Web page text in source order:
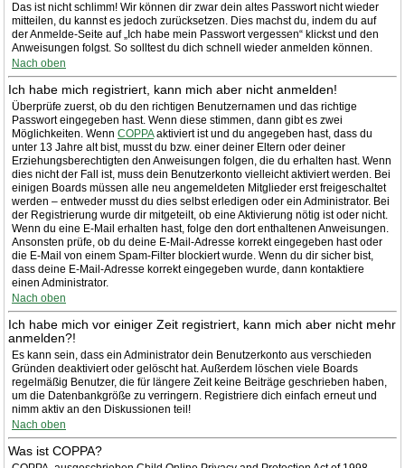
Das ist nicht schlimm! Wir können dir zwar dein altes Passwort nicht wieder
mitteilen, du kannst es jedoch zurücksetzen. Dies machst du, indem du auf
der Anmelde-Seite auf „Ich habe mein Passwort vergessen“ klickst und den
Anweisungen folgst. So solltest du dich schnell wieder anmelden können.
Nach oben
Ich habe mich registriert, kann mich aber nicht anmelden!
Überprüfe zuerst, ob du den richtigen Benutzernamen und das richtige
Passwort eingegeben hast. Wenn diese stimmen, dann gibt es zwei
Möglichkeiten. Wenn COPPAaktiviert ist und du angegeben hast, dass du
unter 13 Jahre alt bist, musst du bzw. einer deiner Eltern oder deiner
Erziehungsberechtigten den Anweisungen folgen, die du erhalten hast. Wenn
dies nicht der Fall ist, muss dein Benutzerkonto vielleicht aktiviert werden. Bei
einigen Boards müssen alle neu angemeldeten Mitglieder erst freigeschaltet
werden – entweder musst du dies selbst erledigen oder ein Administrator. Bei
der Registrierung wurde dir mitgeteilt, ob eine Aktivierung nötig ist oder nicht.
Wenn du eine E-Mail erhalten hast, folge den dort enthaltenen Anweisungen.
Ansonsten prüfe, ob du deine E-Mail-Adresse korrekt eingegeben hast oder
die E-Mail von einem Spam-Filter blockiert wurde. Wenn du dir sicher bist,
dass deine E-Mail-Adresse korrekt eingegeben wurde, dann kontaktiere
einen Administrator.
Nach oben
Ich habe mich vor einiger Zeit registriert, kann mich aber nicht mehr
anmelden?!
Es kann sein, dass ein Administrator dein Benutzerkonto aus verschieden
Gründen deaktiviert oder gelöscht hat. Außerdem löschen viele Boards
regelmäßig Benutzer, die für längere Zeit keine Beiträge geschrieben haben,
um die Datenbankgröße zu verringern. Registriere dich einfach erneut und
nimm aktiv an den Diskussionen teil!
Nach oben
Was ist COPPA?